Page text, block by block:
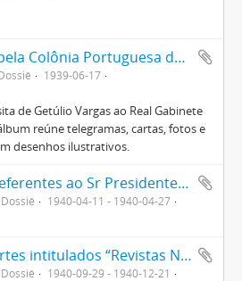
Álbum organizado pela Colônia Portuguesa do Brasil em homenagem a Getúlio Vargas
1939-06-17
de Getúlio Vargas ao Real Gabinete
reúne telegramas, cartas, fotos e
desenhos ilustrativos.
Álbuns: “Recortes referentes ao Sr Presidente Getúlio Vargas em sociais” e “Recortes referentes ao Sr Presidente Getúlio Vargas em artigos e comentários”
Dossiê
1940-04-11 - 1940-04-27
Álbuns (02) de recortes intitulados “Revistas Nacionais”
Dossiê
1940-09-29 - 1940-12-21